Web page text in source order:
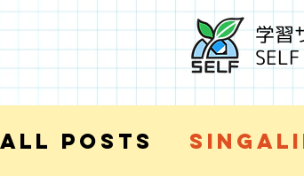
学習
SELF
All Posts